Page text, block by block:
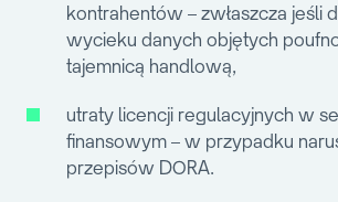
kontrahentów – zwłaszcza jeśli
wycieku danych objętych
tajemnicą handlową,
utraty licencji regulacyjnych w
finansowym – w przypadku
przepisów DORA.